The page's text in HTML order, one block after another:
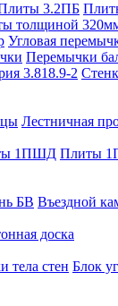
3.2ПБ
толщиной
Угловая
Перемычки
3.818.9-2
Лестничная
1ПШД Плиты
БВ Въездной
доска
тела стен Блок